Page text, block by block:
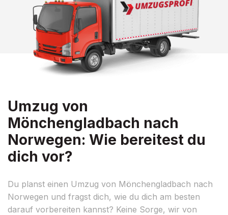
Umzug von
Mönchengladbach nach
Norwegen: Wie bereitest du
dich vor?
Du planst einen Umzug von Mönchengladbach nach
Norwegen und fragst dich, wie du dich am besten
darauf vorbereiten kannst? Keine Sorge, wir von